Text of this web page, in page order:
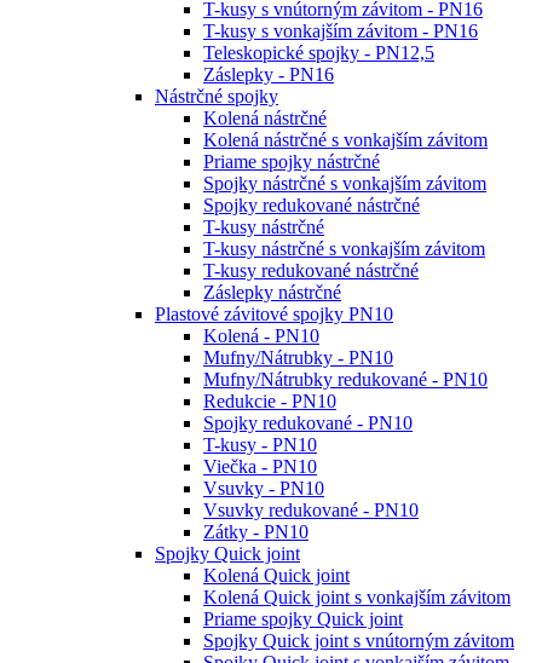
T-kusy s vnútorným závitom - PN16
T-kusy s vonkajším závitom - PN16
Teleskopické spojky - PN12,5
Záslepky - PN16
Nástrčné spojky
Kolená nástrčné
Kolená nástrčné s vonkajším závitom
Priame spojky nástrčné
Spojky nástrčné s vonkajším závitom
Spojky redukované nástrčné
T-kusy nástrčné
T-kusy nástrčné s vonkajším závitom
T-kusy redukované nástrčné
Záslepky nástrčné
Plastové závitové spojky PN10
Kolená - PN10
Mufny/Nátrubky - PN10
Mufny/Nátrubky redukované - PN10
Redukcie - PN10
Spojky redukované - PN10
T-kusy - PN10
Viečka - PN10
Vsuvky - PN10
Vsuvky redukované - PN10
Zátky - PN10
Spojky Quick joint
Kolená Quick joint
Kolená Quick joint s vonkajším závitom
Priame spojky Quick joint
Spojky Quick joint s vnútorným závitom